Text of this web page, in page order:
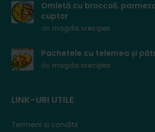
Omletă cu broccoli,
cuptor
de magda.srecipes
Pachetele cu telemea și
de magda.srecipes
LINK-URI UTILE
Termeni si conditii